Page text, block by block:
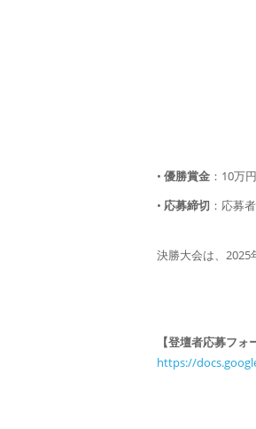
• 優勝賞金 ：10万円
• 応募締切 ：応募
決勝大会は、2025
【登壇者応募フォ
https://